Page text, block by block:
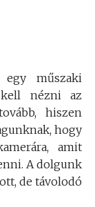
műszaki
nézni az
hiszen
hogy
amit
A dolgunk
de távolodó